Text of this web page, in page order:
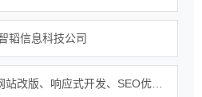
韬信息科技公司